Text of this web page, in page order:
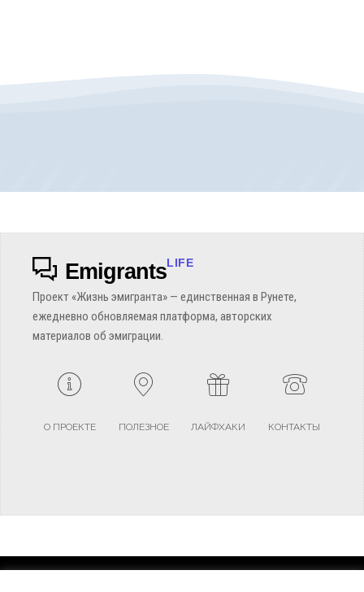
EmigrantsLIFE
Проект «Жизнь эмигранта» — единственная в Рунете,
ежедневно обновляемая платформа, авторских
материалов об эмиграции.
О ПРОЕКТЕ ПОЛЕЗНОЕ ЛАЙФХАКИ КОНТАКТЫ